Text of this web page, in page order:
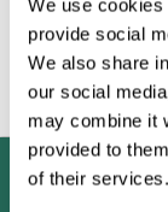
We use
provide social
We also share
our social
may combine it
provided to
of their services.
cérébral
cérébraux sont
et entraîner vos
votresanté